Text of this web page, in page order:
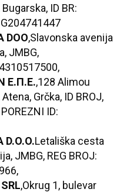
ID BR:
DOO,Slavonska avenija
JMBG,
Е.П.Е.,128 Alimou
Grčka, ID BROJ,
ID:
D.O.O.Letališka cesta
JMBG, REG BROJ:
,Okrug 1, bulevar